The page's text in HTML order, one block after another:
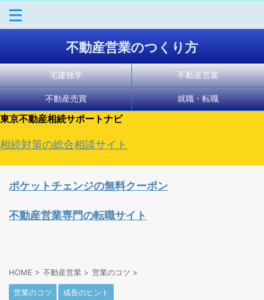
不動産営業のつくり方
宅建独学 不動産営業
不動産売買 就職・転職
東京不動産相続サポートナビ
相続対策の総合相談サイト
ポケットチェンジの無料クーポン
不動産営業専門の転職サイト
HOME > 不動産営業 > 営業のコツ >
営業のコツ 成長のヒント